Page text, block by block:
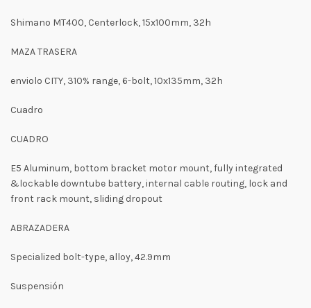
Shimano MT400, Centerlock, 15x100mm, 32h
MAZA TRASERA
enviolo CITY, 310% range, 6-bolt, 10x135mm, 32h
Cuadro
CUADRO
E5 Aluminum, bottom bracket motor mount, fully integrated
&lockable downtube battery, internal cable routing, lock and
front rack mount, sliding dropout
ABRAZADERA
Specialized bolt-type, alloy, 42.9mm
Suspensión